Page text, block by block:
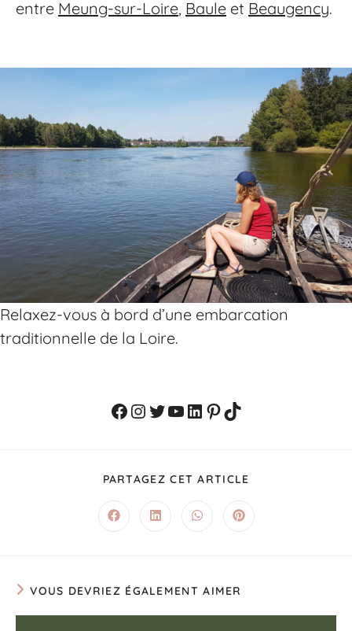
entre Meung-sur-Loire, Baule et Beaugency.
Relaxez-vous à bord d’une embarcation
traditionnelle de la Loire.
PARTAGEZ CET ARTICLE
VOUS DEVRIEZ ÉGALEMENT AIMER